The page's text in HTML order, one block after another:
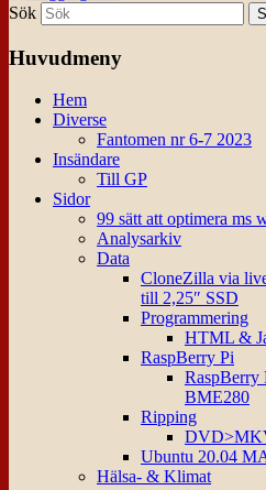
Sök
Huvudmeny
Hem
Diverse
Fantomen nr 6-7 2023
Insändare
Till GP
Sidor
99 sätt att optimera ms
Analysarkiv
Data
CloneZilla via
till 2,25″ SSD
Programmering
HTML &
RaspBerry Pi
RaspBerry
BME280
Ripping
Ubuntu 20.04
Hälsa- & Klimat